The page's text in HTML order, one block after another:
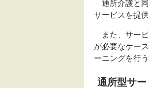
通所介護と
サービスを提
また、サー
が必要なケー
ーニングを行
通所型サ